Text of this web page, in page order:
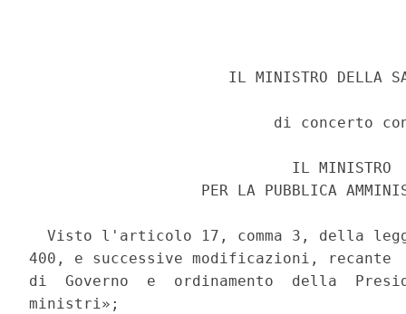
IL MINISTRO DELLA
di concerto
                             IL MINISTRO
PER LA PUBBLICA
Visto l'articolo 17, comma 3, della
400, e successive modificazioni,
di  Governo  e  ordinamento  della
ministri»;